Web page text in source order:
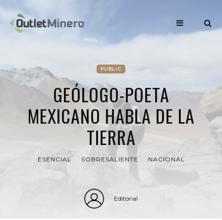
PUBLIC
GEÓLOGO-POETA
MEXICANO HABLA DE LA
TIERRA
ESENCIAL SOBRESALIENTE NACIONAL
Editorial